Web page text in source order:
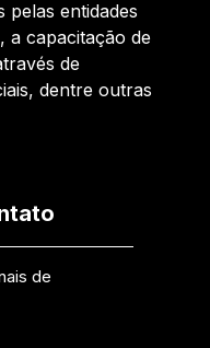
entidades
a capacitação de
de
dentre outras
de